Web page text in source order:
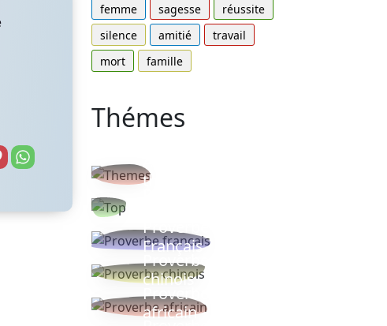
femme
sagesse
réussite
silence
amitié
travail
mort
famille
Thémes
thèmes
Proverbe
Français
Proverbe
chinois
Proverbe
africain